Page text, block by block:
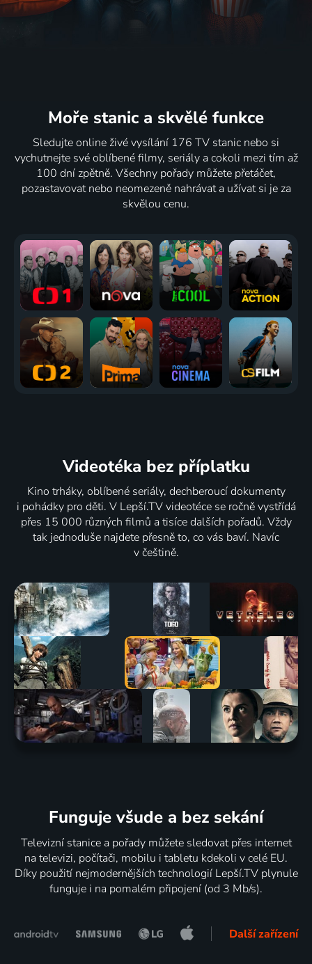
Moře stanic a skvělé funkce
Sledujte online živé vysílání 176 TV stanic nebo si
vychutnejte své oblíbené filmy, seriály a cokoli mezi tím až
100 dní zpětně. Všechny pořady můžete přetáčet,
pozastavovat nebo neomezeně nahrávat a užívat si je za
skvělou cenu.
Videotéka bez příplatku
Kino trháky, oblíbené seriály, dechberoucí dokumenty
i pohádky pro děti. V Lepší.TV videotéce se ročně vystřídá
přes 15 000 různých filmů a tisíce dalších pořadů. Vždy
tak jednoduše najdete přesně to, co vás baví. Navíc
v češtině.
Funguje všude a bez sekání
Televizní stanice a pořady můžete sledovat přes internet
na televizi, počítači, mobilu i tabletu kdekoli v celé EU.
Díky použití nejmodernějších technologií Lepší.TV plynule
funguje i na pomalém připojení (od 3 Mb/s).
Další zařízení